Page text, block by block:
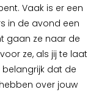
Vaak is er een
in de avond een
gaan ze naar de
ze, als jij te laat
belangrijk dat de
over jouw